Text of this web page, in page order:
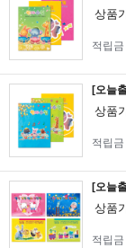
상품
적립금
상품
적립금
상품
적립금